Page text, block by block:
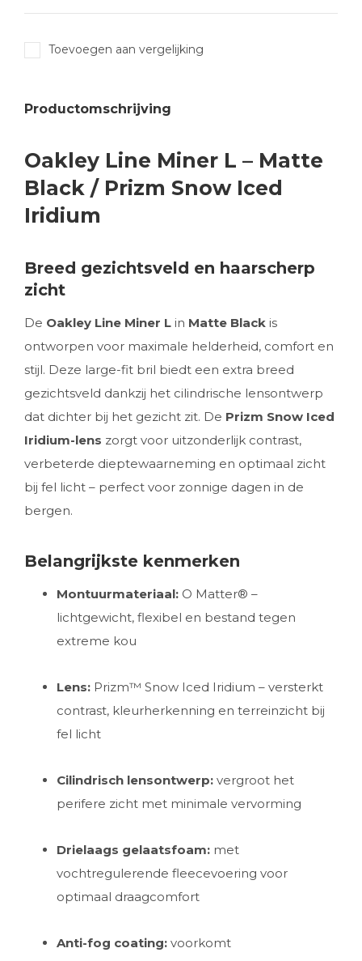
Toevoegen aan vergelijking
Productomschrijving
Oakley Line Miner L – Matte
Black / Prizm Snow Iced
Iridium
Breed gezichtsveld en haarscherp
zicht
De Oakley Line Miner L in Matte Black is
ontworpen voor maximale helderheid, comfort en
stijl. Deze large-fit bril biedt een extra breed
gezichtsveld dankzij het cilindrische lensontwerp
dat dichter bij het gezicht zit. De Prizm Snow Iced
Iridium-lens zorgt voor uitzonderlijk contrast,
verbeterde dieptewaarneming en optimaal zicht
bij fel licht – perfect voor zonnige dagen in de
bergen.
Belangrijkste kenmerken
Montuurmateriaal: O Matter® –
lichtgewicht, flexibel en bestand tegen
extreme kou
Lens: Prizm™ Snow Iced Iridium – versterkt
contrast, kleurherkenning en terreinzicht bij
fel licht
Cilindrisch lensontwerp: vergroot het
perifere zicht met minimale vervorming
Drielaags gelaatsfoam: met
vochtregulerende fleecevoering voor
optimaal draagcomfort
Anti-fog coating: voorkomt